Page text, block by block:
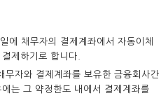
에 채무자의 결제계좌에서 자동이체
제하기로 합니다.
자와 결제계좌를 보유한 금융회사간
는 그 약정한도 내에서 결제계좌를